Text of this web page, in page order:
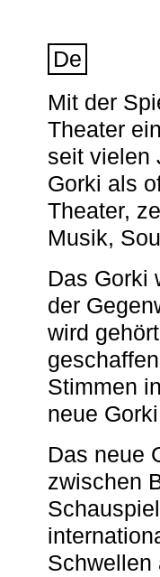
De
Mit der
Theater
seit vielen
Gorki als
Theater,
Musik,
Das Gorki
der
wird
Stimmen
neue
Das neue
zwischen
Schwellen